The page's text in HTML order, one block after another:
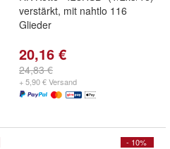
verstärkt, mit nahtlo 116
Glieder
20,16 €
24,83 €
+ 5,90 € Versand
- 10%